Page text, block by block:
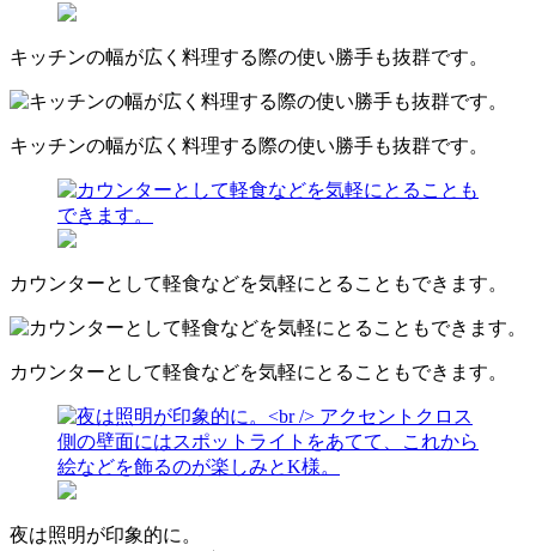
キッチンの幅が広く料理する際の使い勝手も抜群です。
キッチンの幅が広く料理する際の使い勝手も抜群です。
カウンターとして軽食などを気軽にとることもできます。
カウンターとして軽食などを気軽にとることもできます。
夜は照明が印象的に。